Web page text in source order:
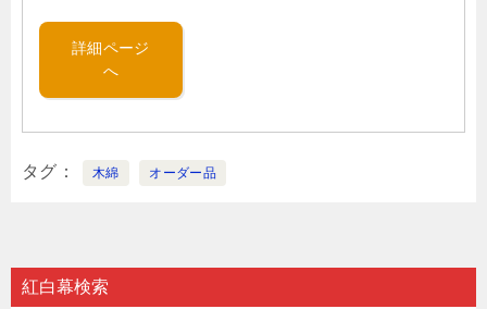
詳細ページ
へ
タグ 木綿 オーダー品
紅白幕検索